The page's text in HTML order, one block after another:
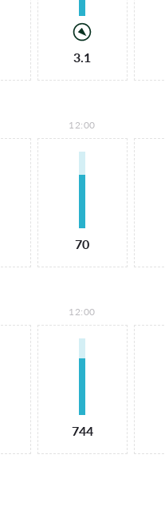
3.1
12:00
70
12:00
744